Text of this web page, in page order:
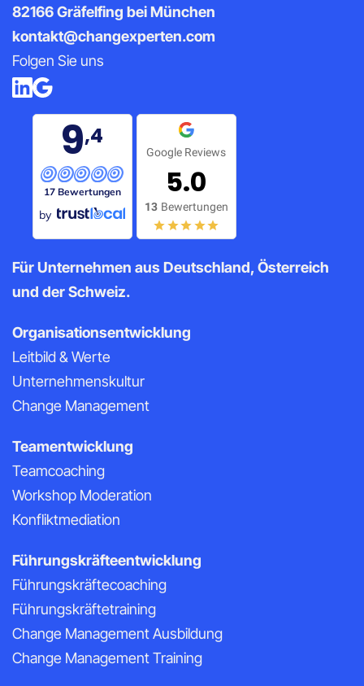
82166 Gräfelfing bei München
kontakt@changexperten.com
Folgen Sie uns
9,4
17 Bewertungen
by
Google Reviews
5.0
13 Bewertungen
Teamentwicklung
Teamcoaching
Workshop Moderation
Konfliktmediation
Führungskräfteentwicklung
Führungskräftecoaching
Führungskräftetraining
Change Management Ausbildung
Change Management Training
Für Unternehmen aus Deutschland, Österreich
und der Schweiz.
Organisationsentwicklung
Leitbild & Werte
Unternehmenskultur
Change Management